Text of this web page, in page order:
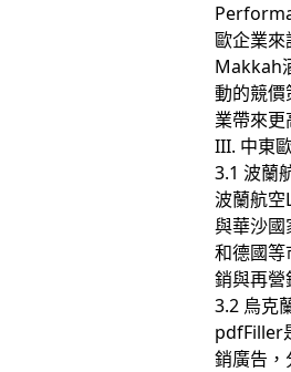
歐企業
Makkah
動的競
業帶來更
III. 中東
3.1 波蘭
波蘭航
與華沙
和德國
銷與再營
3.2 烏克
pdfFiller
銷廣告